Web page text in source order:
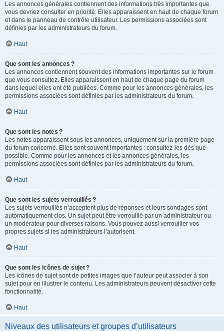
Les annonces générales contiennent des informations très importantes que
vous devriez consulter en priorité. Elles apparaissent en haut de chaque forum
et dans le panneau de contrôle utilisateur. Les permissions associées sont
définies par les administrateurs du forum.
Haut
Que sont les annonces ?
Les annonces contiennent souvent des informations importantes sur le forum
que vous consultez. Elles apparaissent en haut de chaque page du forum
dans lequel elles ont été publiées. Comme pour les annonces générales, les
permissions associées sont définies par les administrateurs du forum.
Haut
Que sont les notes ?
Les notes apparaissent sous les annonces, uniquement sur la première page
du forum concerné. Elles sont souvent importantes : consultez-les dès que
possible. Comme pour les annonces et les annonces générales, les
permissions associées sont définies par les administrateurs du forum.
Haut
Que sont les sujets verrouillés ?
Les sujets verrouillés n’acceptent plus de réponses et leurs sondages sont
automatiquement clos. Un sujet peut être verrouillé par un administrateur ou
un modérateur pour diverses raisons. Vous pouvez aussi verrouiller vos
propres sujets si les administrateurs l’autorisent.
Haut
Que sont les icônes de sujet ?
Les icônes de sujet sont de petites images que l’auteur peut associer à son
sujet pour en illustrer le contenu. Les administrateurs peuvent désactiver cette
fonctionnalité.
Haut
Niveaux des utilisateurs et groupes d’utilisateurs